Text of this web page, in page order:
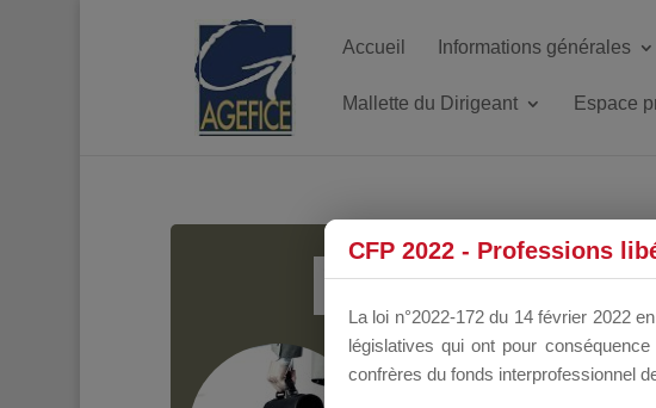
Accueil Informations générales
Mallette du Dirigeant Espace
Groupe Public il y a un mois
CFP 2022 - Professions
La loi n°2022-172 du 14 février 2022
législatives qui ont pour
confrères du fonds interprofessionnel